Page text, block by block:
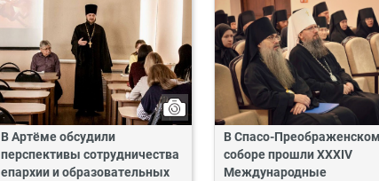
В Артёме обсудили
перспективы сотрудничества
епархии и образовательных
В Спасо-Преображенском
соборе прошли XXXIV
Международные